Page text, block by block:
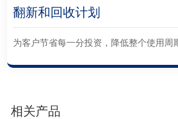
翻新和回收计划
为客户节省每一分投资，降低整个使用周
相关产品